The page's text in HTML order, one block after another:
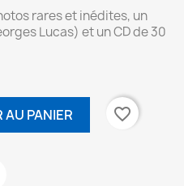
rares et inédites, un
Lucas) et un CD de 30
AU PANIER favorite_border